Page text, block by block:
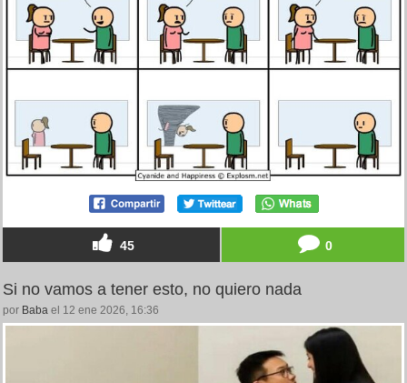
45 0
Si no vamos a tener esto, no quiero nada
por Baba el 12 ene 2026, 16:36